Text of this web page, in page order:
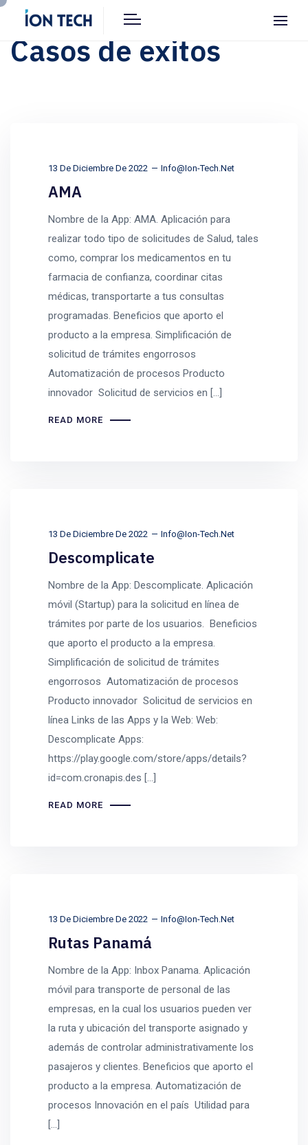
Casos de exitos
13 De Diciembre De 2022 Info@ion-Tech.net
AMA
Nombre de la App: AMA. Aplicación para
realizar todo tipo de solicitudes de Salud, tales
como, comprar los medicamentos en tu
farmacia de confianza, coordinar citas
médicas, transportarte a tus consultas
programadas. Beneficios que aporto el
producto a la empresa. Simplificación de
solicitud de trámites engorrosos
Automatización de procesos Producto
innovador Solicitud de servicios en […]
READ MORE
13 De Diciembre De 2022 Info@ion-Tech.net
Descomplicate
Nombre de la App: Descomplicate. Aplicación
móvil (Startup) para la solicitud en línea de
trámites por parte de los usuarios. Beneficios
que aporto el producto a la empresa.
Simplificación de solicitud de trámites
engorrosos Automatización de procesos
Producto innovador Solicitud de servicios en
línea Links de las Apps y la Web: Web:
Descomplicate Apps:
https://play.google.com/store/apps/details?
id=com.cronapis.des […]
READ MORE
13 De Diciembre De 2022 Info@ion-Tech.net
Rutas Panamá
Nombre de la App: Inbox Panama. Aplicación
móvil para transporte de personal de las
empresas, en la cual los usuarios pueden ver
la ruta y ubicación del transporte asignado y
además de controlar administrativamente los
pasajeros y clientes. Beneficios que aporto el
producto a la empresa. Automatización de
procesos Innovación en el país Utilidad para
[…]